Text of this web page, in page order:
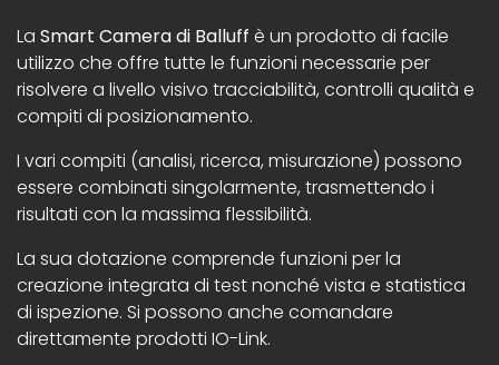
La Smart Camera di Balluff è un prodotto di facile
utilizzo che offre tutte le funzioni necessarie per
risolvere a livello visivo tracciabilità, controlli qualità e
compiti di posizionamento.
I vari compiti (analisi, ricerca, misurazione) possono
essere combinati singolarmente, trasmettendo i
risultati con la massima flessibilità.
La sua dotazione comprende funzioni per la
creazione integrata di test nonché vista e statistica
di ispezione. Si possono anche comandare
direttamente prodotti IO-Link.